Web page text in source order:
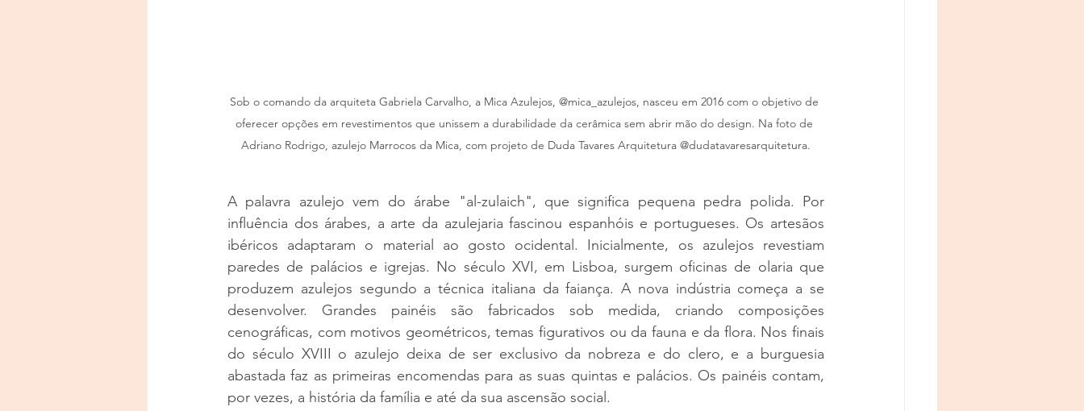
Sob o comando da arquiteta Gabriela Carvalho, a Mica Azulejos, @mica_azulejos, nasceu em 2016 com o objetivo de
oferecer opções em revestimentos que unissem a durabilidade da cerâmica sem abrir mão do design. Na foto de
Adriano Rodrigo, azulejo Marrocos da Mica, com projeto de Duda Tavares Arquitetura @dudatavaresarquitetura.
A palavra azulejo vem do árabe "al-zulaich", que significa pequena pedra polida. Por
influência dos árabes, a arte da azulejaria fascinou espanhóis e portugueses. Os artesãos
ibéricos adaptaram o material ao gosto ocidental. Inicialmente, os azulejos revestiam
paredes de palácios e igrejas. No século XVI, em Lisboa, surgem oficinas de olaria que
produzem azulejos segundo a técnica italiana da faiança. A nova indústria começa a se
desenvolver. Grandes painéis são fabricados sob medida, criando composições
cenográficas, com motivos geométricos, temas figurativos ou da fauna e da flora. Nos finais
do século XVIII o azulejo deixa de ser exclusivo da nobreza e do clero, e a burguesia
abastada faz as primeiras encomendas para as suas quintas e palácios. Os painéis contam,
por vezes, a história da família e até da sua ascensão social.